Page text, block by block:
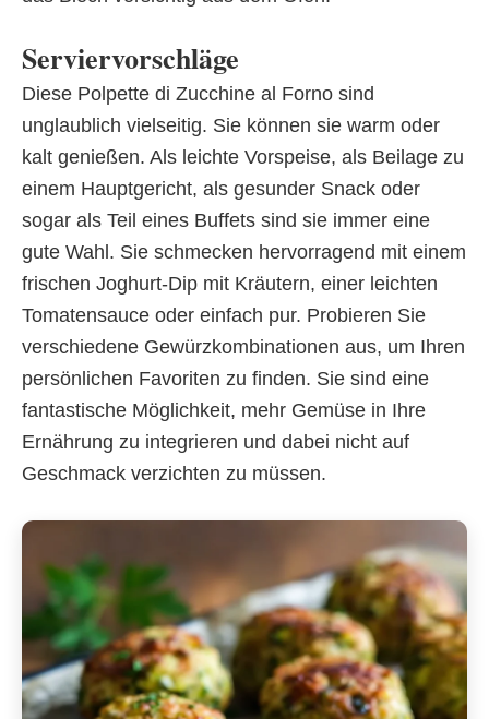
Serviervorschläge
Diese Polpette di Zucchine al Forno sind
unglaublich vielseitig. Sie können sie warm oder
kalt genießen. Als leichte Vorspeise, als Beilage zu
einem Hauptgericht, als gesunder Snack oder
sogar als Teil eines Buffets sind sie immer eine
gute Wahl. Sie schmecken hervorragend mit einem
frischen Joghurt-Dip mit Kräutern, einer leichten
Tomatensauce oder einfach pur. Probieren Sie
verschiedene Gewürzkombinationen aus, um Ihren
persönlichen Favoriten zu finden. Sie sind eine
fantastische Möglichkeit, mehr Gemüse in Ihre
Ernährung zu integrieren und dabei nicht auf
Geschmack verzichten zu müssen.